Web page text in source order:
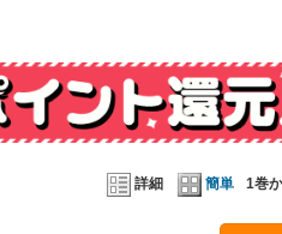
詳細 簡単 1巻か